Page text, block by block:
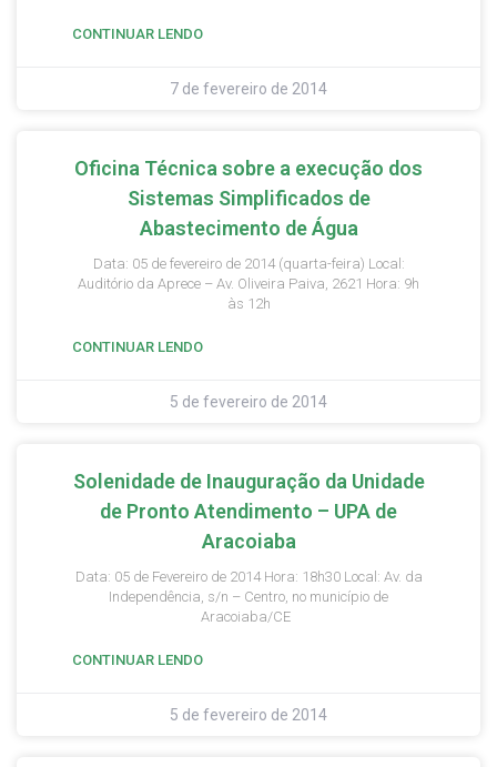
CONTINUAR LENDO
7 de fevereiro de 2014
Oficina Técnica sobre a execução dos
Sistemas Simplificados de
Abastecimento de Água
Data: 05 de fevereiro de 2014 (quarta-feira) Local:
Auditório da Aprece – Av. Oliveira Paiva, 2621 Hora: 9h
às 12h
CONTINUAR LENDO
5 de fevereiro de 2014
Solenidade de Inauguração da Unidade
de Pronto Atendimento – UPA de
Aracoiaba
Data: 05 de Fevereiro de 2014 Hora: 18h30 Local: Av. da
Independência, s/n – Centro, no município de
Aracoiaba/CE
CONTINUAR LENDO
5 de fevereiro de 2014